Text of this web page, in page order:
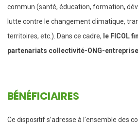
commun (santé, éducation, formation,
lutte contre le changement climatique,
territoires, etc.). Dans ce cadre, le FICOL
partenariats collectivité-ONG-entreprise
BÉNÉFICIAIRES
Ce dispositif s’adresse à l’ensemble des